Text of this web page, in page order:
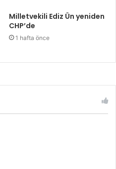
Milletvekili Ediz Ün yeniden
CHP’de
1 hafta önce